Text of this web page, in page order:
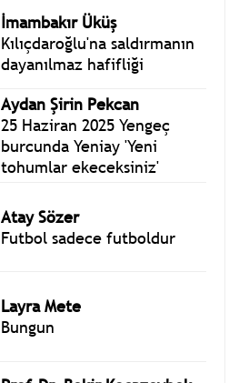
İmambakır Üküş
Kılıçdaroğlu'na saldırmanın
dayanılmaz hafifliği
Aydan Şirin Pekcan
25 Haziran 2025 Yengeç
burcunda Yeniay 'Yeni
tohumlar ekeceksiniz'
Atay Sözer
Futbol sadece futboldur
Layra Mete
Bungun